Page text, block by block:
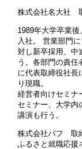
株式会社名大社
1989年大学卒業
入社。 営業部門
対し新卒採用、中
う。各部門の責任
に代表取締役社長
り現職。
経営者向けセミナ
セミナー、大学内
講演も行う。
株式会社パフ 取
ふるさと就職応